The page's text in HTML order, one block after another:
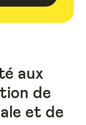
aux
de
et de